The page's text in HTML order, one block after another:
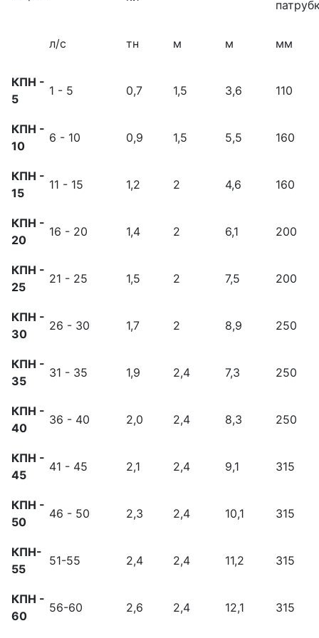
л/с тн м м мм
КПН -
5
1 - 5 0,7 1,5 3,6 110
КПН -
10
6 - 10 0,9 1,5 5,5 160
КПН -
15
11 - 15 1,2 2 4,6 160
КПН -
20
16 - 20 1,4 2 6,1 200
КПН -
25
21 - 25 1,5 2 7,5 200
КПН -
30
26 - 30 1,7 2 8,9 250
КПН -
35
31 - 35 1,9 2,4 7,3 250
КПН -
40
36 - 40 2,0 2,4 8,3 250
КПН -
45
41 - 45 2,1 2,4 9,1 315
КПН -
50
46 - 50 2,3 2,4 10,1 315
КПН-
55
51-55 2,4 2,4 11,2 315
КПН -
60
56-60 2,6 2,4 12,1 315